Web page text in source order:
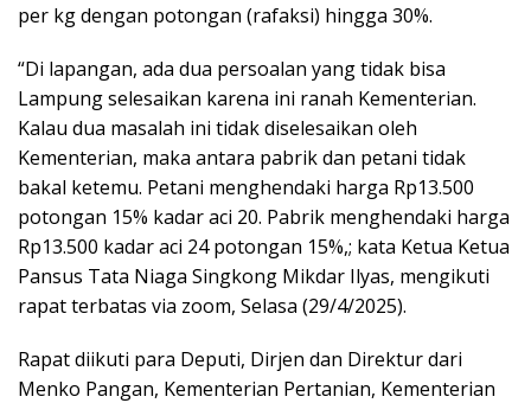
per kg dengan potongan (rafaksi) hingga 30%.
“Di lapangan, ada dua persoalan yang tidak bisa
Lampung selesaikan karena ini ranah Kementerian.
Kalau dua masalah ini tidak diselesaikan oleh
Kementerian, maka antara pabrik dan petani tidak
bakal ketemu. Petani menghendaki harga Rp13.500
potongan 15% kadar aci 20. Pabrik menghendaki harga
Rp13.500 kadar aci 24 potongan 15%,; kata Ketua Ketua
Pansus Tata Niaga Singkong Mikdar Ilyas, mengikuti
rapat terbatas via zoom, Selasa (29/4/2025).
Rapat diikuti para Deputi, Dirjen dan Direktur dari
Menko Pangan, Kementerian Pertanian, Kementerian